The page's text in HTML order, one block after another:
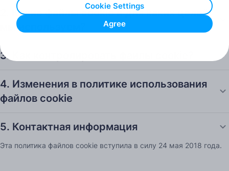
Cookie Settings
Agree
2. Какие файлы cookie и для каких целей
мы используем?
3. Как контролировать файлы cookie?
4. Изменения в политике использования
файлов cookie
5. Контактная информация
Эта политика файлов cookie вступила в силу 24 мая 2018 года.